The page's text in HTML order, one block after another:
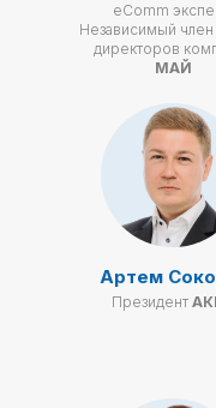
eComm
Независимый член
директоров
МАЙ
Президент
Артем